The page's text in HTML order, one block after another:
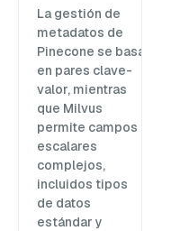
La gestión de
metadatos de
Pinecone se basa
en pares clave-
valor, mientras
que Milvus
permite campos
escalares
complejos,
incluidos tipos
de datos
estándar y